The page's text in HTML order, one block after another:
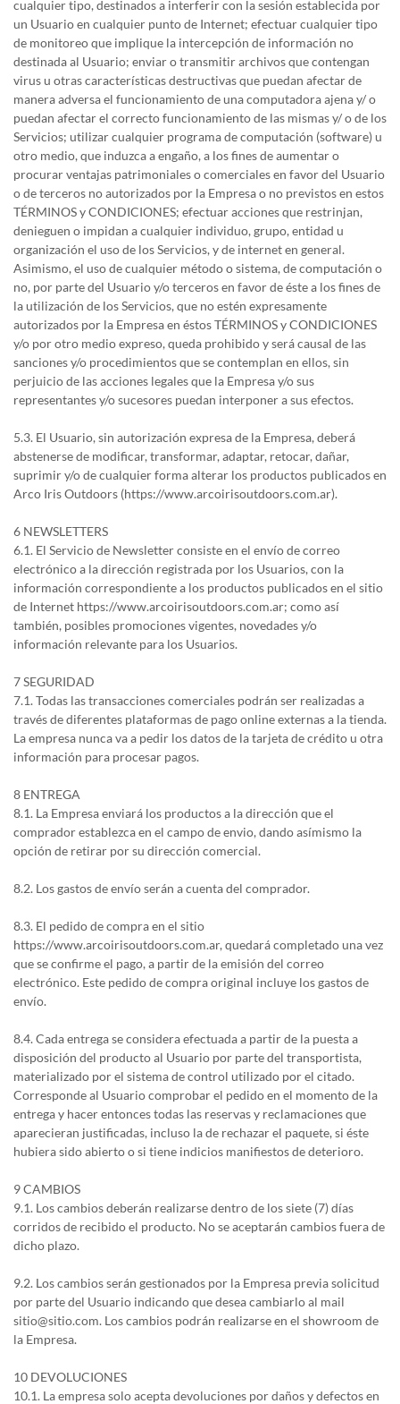
cualquier tipo, destinados a interferir con la sesión establecida por
un Usuario en cualquier punto de Internet; efectuar cualquier tipo
de monitoreo que implique la intercepción de información no
destinada al Usuario; enviar o transmitir archivos que contengan
virus u otras características destructivas que puedan afectar de
manera adversa el funcionamiento de una computadora ajena y/ o
puedan afectar el correcto funcionamiento de las mismas y/ o de los
Servicios; utilizar cualquier programa de computación (software) u
otro medio, que induzca a engaño, a los fines de aumentar o
procurar ventajas patrimoniales o comerciales en favor del Usuario
o de terceros no autorizados por la Empresa o no previstos en estos
TÉRMINOS y CONDICIONES; efectuar acciones que restrinjan,
denieguen o impidan a cualquier individuo, grupo, entidad u
organización el uso de los Servicios, y de internet en general.
Asimismo, el uso de cualquier método o sistema, de computación o
no, por parte del Usuario y/o terceros en favor de éste a los fines de
la utilización de los Servicios, que no estén expresamente
autorizados por la Empresa en éstos TÉRMINOS y CONDICIONES
y/o por otro medio expreso, queda prohibido y será causal de las
sanciones y/o procedimientos que se contemplan en ellos, sin
perjuicio de las acciones legales que la Empresa y/o sus
representantes y/o sucesores puedan interponer a sus efectos.
5.3. El Usuario, sin autorización expresa de la Empresa, deberá
abstenerse de modificar, transformar, adaptar, retocar, dañar,
suprimir y/o de cualquier forma alterar los productos publicados en
Arco Iris Outdoors (https://www.arcoirisoutdoors.com.ar).
6 NEWSLETTERS
6.1. El Servicio de Newsletter consiste en el envío de correo
electrónico a la dirección registrada por los Usuarios, con la
información correspondiente a los productos publicados en el sitio
de Internet https://www.arcoirisoutdoors.com.ar; como así
también, posibles promociones vigentes, novedades y/o
información relevante para los Usuarios.
7 SEGURIDAD
7.1. Todas las transacciones comerciales podrán ser realizadas a
través de diferentes plataformas de pago online externas a la tienda.
La empresa nunca va a pedir los datos de la tarjeta de crédito u otra
información para procesar pagos.
8 ENTREGA
8.1. La Empresa enviará los productos a la dirección que el
comprador establezca en el campo de envio, dando asímismo la
opción de retirar por su dirección comercial.
8.2. Los gastos de envío serán a cuenta del comprador.
8.3. El pedido de compra en el sitio
https://www.arcoirisoutdoors.com.ar, quedará completado una vez
que se confirme el pago, a partir de la emisión del correo
electrónico. Este pedido de compra original incluye los gastos de
envío.
8.4. Cada entrega se considera efectuada a partir de la puesta a
disposición del producto al Usuario por parte del transportista,
materializado por el sistema de control utilizado por el citado.
Corresponde al Usuario comprobar el pedido en el momento de la
entrega y hacer entonces todas las reservas y reclamaciones que
aparecieran justificadas, incluso la de rechazar el paquete, si éste
hubiera sido abierto o si tiene indicios manifiestos de deterioro.
9 CAMBIOS
9.1. Los cambios deberán realizarse dentro de los siete (7) días
corridos de recibido el producto. No se aceptarán cambios fuera de
dicho plazo.
9.2. Los cambios serán gestionados por la Empresa previa solicitud
por parte del Usuario indicando que desea cambiarlo al mail
sitio@sitio.com. Los cambios podrán realizarse en el showroom de
la Empresa.
10 DEVOLUCIONES
10.1. La empresa solo acepta devoluciones por daños y defectos en